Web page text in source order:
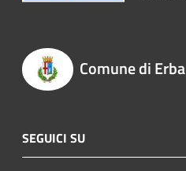
Comune di Erba
SEGUICI SU